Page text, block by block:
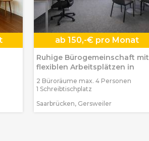
ab 150,-€ pro Monat
Ruhige Bürogemeinschaft mit
flexiblen Arbeitsplätzen in
2 Büroräume max. 4 Personen
1 Schreibtischplatz
Saarbrücken, Gersweiler